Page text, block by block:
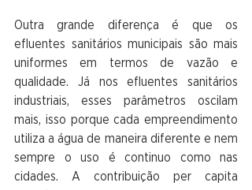
Outra grande diferença é que os
efluentes sanitários municipais são mais
uniformes em termos de vazão e
qualidade. Já nos efluentes sanitários
industriais, esses parâmetros oscilam
mais, isso porque cada empreendimento
utiliza a água de maneira diferente e nem
sempre o uso é continuo como nas
cidades. A contribuição per capita